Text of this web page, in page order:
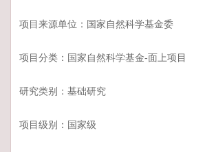
项目来源单位：国家自然科学基金委
项目分类：国家自然科学基金-面上项目
研究类别：基础研究
项目级别：国家级